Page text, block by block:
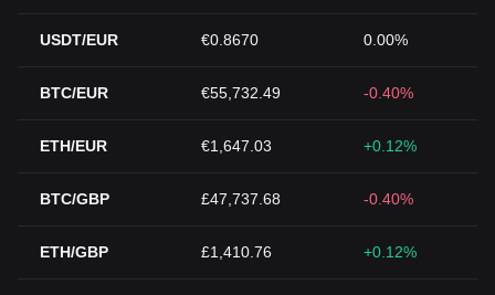
USDT/EUR €0.8670 0.00%
BTC/EUR €55,732.49 -0.40%
ETH/EUR €1,647.03 +0.12%
BTC/GBP £47,737.68 -0.40%
ETH/GBP £1,410.76 +0.12%